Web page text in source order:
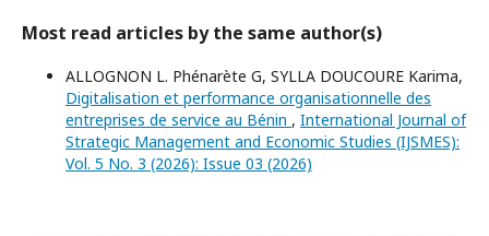
Most read articles by the same author(s)
ALLOGNON L. Phénarète G, SYLLA DOUCOURE Karima,
Digitalisation et performance organisationnelle des
entreprises de service au Bénin , International Journal of
Strategic Management and Economic Studies (IJSMES):
Vol. 5 No. 3 (2026): Issue 03 (2026)